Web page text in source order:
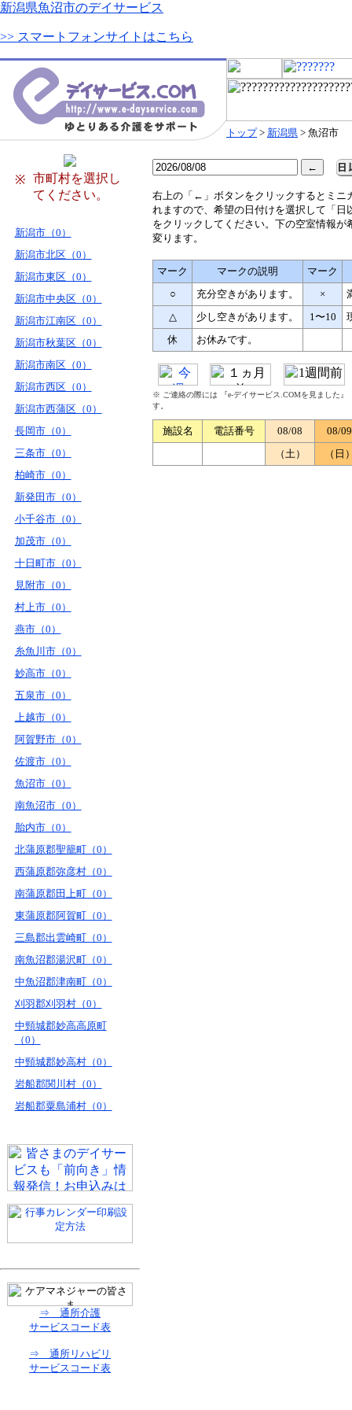
新潟県魚沼市のデイサービス
>> スマートフォンサイトはこちら
トップ> 新潟県 > 魚沼市
※
市町村を選択し
てください。
新潟市（0）
新潟市北区（0）
新潟市東区（0）
新潟市中央区（0）
新潟市江南区（0）
新潟市秋葉区（0）
新潟市南区（0）
新潟市西区（0）
新潟市西蒲区（0）
長岡市（0）
三条市（0）
柏崎市（0）
新発田市（0）
小千谷市（0）
加茂市（0）
十日町市（0）
見附市（0）
村上市（0）
燕市（0）
糸魚川市（0）
妙高市（0）
五泉市（0）
上越市（0）
阿賀野市（0）
佐渡市（0）
魚沼市（0）
南魚沼市（0）
胎内市（0）
北蒲原郡聖籠町（0）
西蒲原郡弥彦村（0）
南蒲原郡田上町（0）
東蒲原郡阿賀町（0）
三島郡出雲崎町（0）
南魚沼郡湯沢町（0）
中魚沼郡津南町（0）
刈羽郡刈羽村（0）
中頸城郡妙高高原町
（0）
中頸城郡妙高村（0）
岩船郡関川村（0）
岩船郡粟島浦村（0）
⇒ 通所介護
サービスコード表
⇒ 通所リハビリ
サービスコード表
右上の「←」ボタンをクリックするとミニ
れますので、希望の日付けを選択して「日
をクリックしてください。下の空室情報が
変ります。
マーク マークの説明
マーク
○
充分空きがあります。 ×
△
少し空きがあります。 1〜10
休
お休みです。
※ ご連絡の際には 『e-デイサービス.COMを見ました
す。
施設名 電話番号 08/08
08/09
（土）
（日